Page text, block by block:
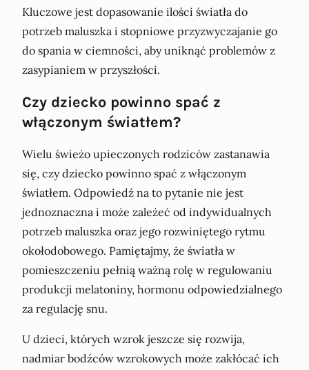
Kluczowe jest dopasowanie ilości światła do
potrzeb maluszka i stopniowe przyzwyczajanie go
do spania w ciemności, aby uniknąć problemów z
zasypianiem w przyszłości.
Czy dziecko powinno spać z
włączonym światłem?
Wielu świeżo upieczonych rodziców zastanawia
się, czy dziecko powinno spać z włączonym
światłem. Odpowiedź na to pytanie nie jest
jednoznaczna i może zależeć od indywidualnych
potrzeb maluszka oraz jego rozwiniętego rytmu
okołodobowego. Pamiętajmy, że światła w
pomieszczeniu pełnią ważną rolę w regulowaniu
produkcji melatoniny, hormonu odpowiedzialnego
za regulację snu.
U dzieci, których wzrok jeszcze się rozwija,
nadmiar bodźców wzrokowych może zakłócać ich